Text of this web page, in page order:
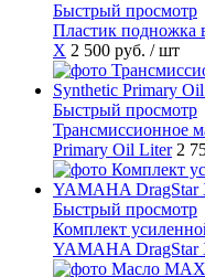
Быстрый просмотр
Пластик подножка
X 2 500 руб. / шт
Быстрый просмотр
Трансмиссионное
Primary Oil Liter 2
Быстрый просмотр
Комплект
YAMAHA DragStar